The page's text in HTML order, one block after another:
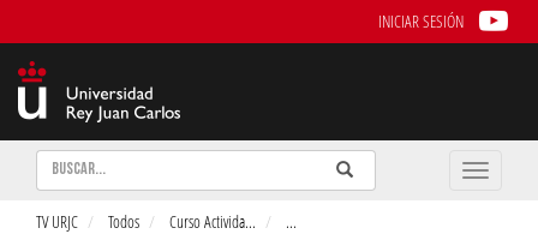
INICIAR SESIÓN
Buscar Enviar
Buscar
Toggle
TV URJC Todos Curso Activida... ...